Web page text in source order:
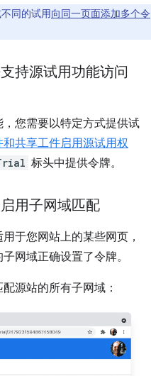
同的试用向同一页面添加多个令
持源试用功能访问
您需要以特定方式提供试
和共享工件启用源试用权
标头中提供令牌。
用子网域匹配
于您网站上的某些网页，
网域正确设置了令牌。
源站的所有子网域：